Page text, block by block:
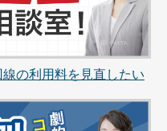
の利用料を見直したい